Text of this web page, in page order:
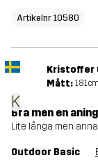
Artikelnr 10580
K
Kristoffer
Mått:
Bra men en
Lite långa men
Outdoor Basic